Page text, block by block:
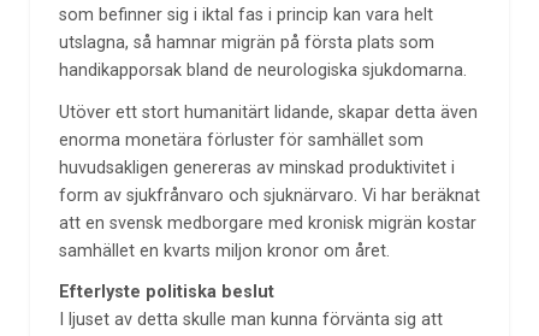
som befinner sig i iktal fas i princip kan vara helt
utslagna, så hamnar migrän på första plats som
handikapporsak bland de neurologiska sjukdomarna.
Utöver ett stort humanitärt lidande, skapar detta även
enorma monetära förluster för samhället som
huvudsakligen genereras av minskad produktivitet i
form av sjukfrånvaro och sjuknärvaro. Vi har beräknat
att en svensk medborgare med kronisk migrän kostar
samhället en kvarts miljon kronor om året.
Efterlyste politiska beslut
I ljuset av detta skulle man kunna förvänta sig att